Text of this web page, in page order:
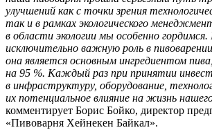
улучшений как с точки зрения
так и в рамках экологического
в области экологии мы особенно
исключительно важную роль в
она является основным ингредиентом
на 95 %. Каждый раз при принятии
в инфраструктуру, оборудование,
их потенциальное влияние на жизнь нашего
комментирует Борис Бойко, директор
«Пивоварня Хейнекен Байкал».